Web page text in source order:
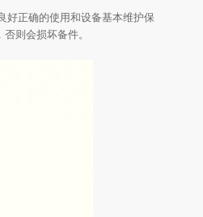
正确的使用和设备基本维护保
则会损坏备件。